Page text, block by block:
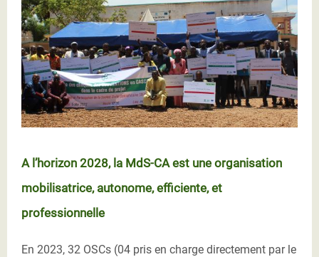
A l’horizon 2028, la MdS-CA est une organisation
mobilisatrice, autonome, efficiente, et
professionnelle
En 2023, 32 OSCs (04 pris en charge directement par le